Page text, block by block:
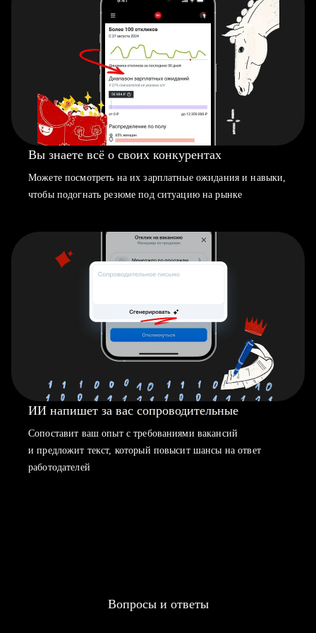
Вы знаете всё о своих конкурентах
Можете посмотреть на их зарплатные ожидания и навыки,
чтобы подогнать резюме под ситуацию на рынке
ИИ напишет за вас сопроводительные
Сопоставит ваш опыт с требованиями вакансий
и предложит текст, который повысит шансы на ответ
работодателей
Вопросы и ответы